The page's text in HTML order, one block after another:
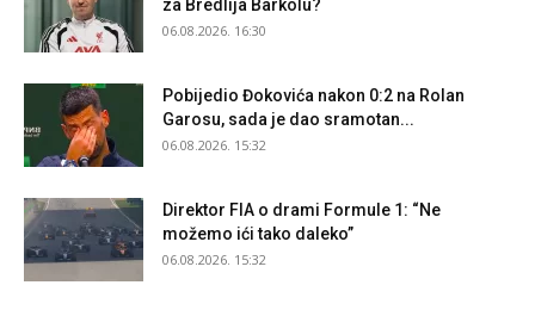
za Bredlija Barkolu?
06.08.2026. 16:30
Pobijedio Đokovića nakon 0:2 na Rolan
Garosu, sada je dao sramotan...
06.08.2026. 15:32
Direktor FIA o drami Formule 1: “Ne
možemo ići tako daleko”
06.08.2026. 15:32